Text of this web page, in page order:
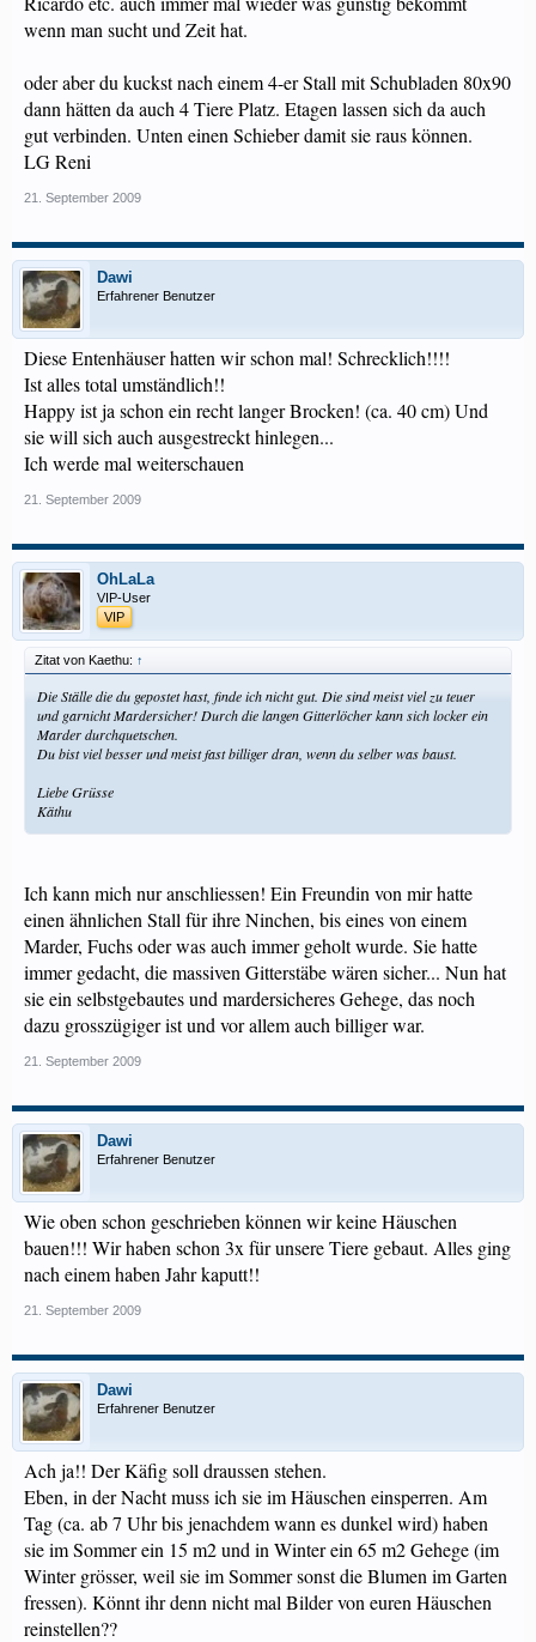
wenn man sucht und Zeit hat.
oder aber du kuckst nach einem 4-er Stall mit Schubladen 80x90
dann hätten da auch 4 Tiere Platz. Etagen lassen sich da auch
gut verbinden. Unten einen Schieber damit sie raus können.
LG Reni
21. September 2009
Dawi
Erfahrener Benutzer
Diese Entenhäuser hatten wir schon mal! Schrecklich!!!!
Ist alles total umständlich!!
Happy ist ja schon ein recht langer Brocken! (ca. 40 cm) Und
sie will sich auch ausgestreckt hinlegen...
Ich werde mal weiterschauen
21. September 2009
OhLaLa
VIP-User
VIP
Zitat von Kaethu: ↑
Die Ställe die du gepostet hast, finde ich nicht gut. Die sind meist viel zu teuer
und garnicht Mardersicher! Durch die langen Gitterlöcher kann sich locker ein
Marder durchquetschen.
Du bist viel besser und meist fast billiger dran, wenn du selber was baust.
Liebe Grüsse
Käthu
Ich kann mich nur anschliessen! Ein Freundin von mir hatte
einen ähnlichen Stall für ihre Ninchen, bis eines von einem
Marder, Fuchs oder was auch immer geholt wurde. Sie hatte
immer gedacht, die massiven Gitterstäbe wären sicher... Nun hat
sie ein selbstgebautes und mardersicheres Gehege, das noch
dazu grosszügiger ist und vor allem auch billiger war.
21. September 2009
Dawi
Erfahrener Benutzer
Wie oben schon geschrieben können wir keine Häuschen
bauen!!! Wir haben schon 3x für unsere Tiere gebaut. Alles ging
nach einem haben Jahr kaputt!!
21. September 2009
Dawi
Erfahrener Benutzer
Ach ja!! Der Käfig soll draussen stehen.
Eben, in der Nacht muss ich sie im Häuschen einsperren. Am
Tag (ca. ab 7 Uhr bis jenachdem wann es dunkel wird) haben
sie im Sommer ein 15 m2 und in Winter ein 65 m2 Gehege (im
Winter grösser, weil sie im Sommer sonst die Blumen im Garten
fressen). Könnt ihr denn nicht mal Bilder von euren Häuschen
reinstellen??